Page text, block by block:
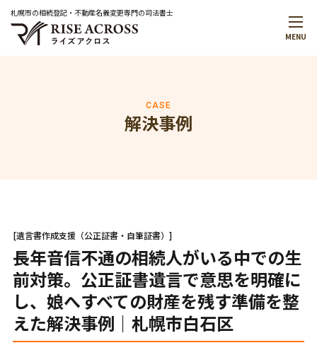
札幌市の相続登記・不動産名義変更専門の司法書士
MENU
CASE
解決事例
[遺言書作成支援（公正証書・自筆証書）]
長年音信不通の相続人がいる中での生
前対策。公正証書遺言で意思を明確に
し、娘へすべての財産を残す準備を整
えた解決事例｜札幌市白石区
料金について
無料相談のご案内
サービスメニュー
サービス一覧
料金一覧